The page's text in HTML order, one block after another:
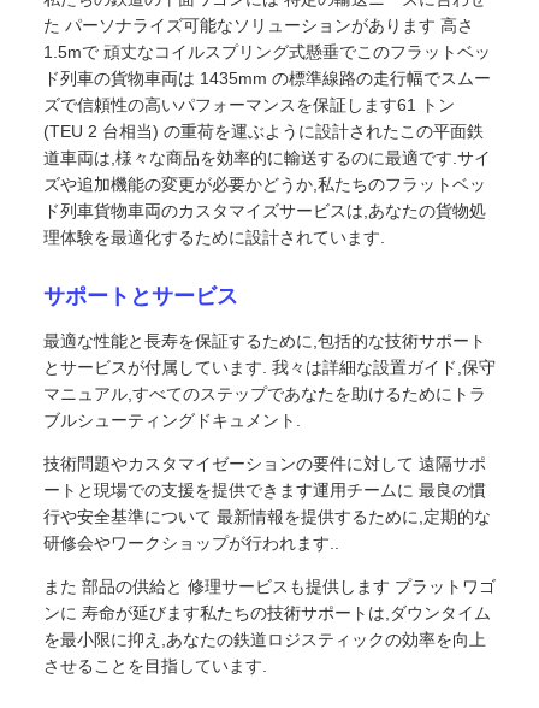
た パーソナライズ可能なソリューションがあります 高さ
1.5mで 頑丈なコイルスプリング式懸垂でこのフラットベッ
ド列車の貨物車両は 1435mm の標準線路の走行幅でスムー
ズで信頼性の高いパフォーマンスを保証します61 トン
(TEU 2 台相当) の重荷を運ぶように設計されたこの平面鉄
道車両は,様々な商品を効率的に輸送するのに最適です.サイ
ズや追加機能の変更が必要かどうか,私たちのフラットベッ
ド列車貨物車両のカスタマイズサービスは,あなたの貨物処
理体験を最適化するために設計されています.
サポートとサービス
最適な性能と長寿を保証するために,包括的な技術サポート
とサービスが付属しています. 我々は詳細な設置ガイド,保守
マニュアル,すべてのステップであなたを助けるためにトラ
ブルシューティングドキュメント.
技術問題やカスタマイゼーションの要件に対して 遠隔サポ
ートと現場での支援を提供できます運用チームに 最良の慣
行や安全基準について 最新情報を提供するために,定期的な
研修会やワークショップが行われます..
また 部品の供給と 修理サービスも提供します プラットワゴ
ンに 寿命が延びます私たちの技術サポートは,ダウンタイム
を最小限に抑え,あなたの鉄道ロジスティックの効率を向上
させることを目指しています.